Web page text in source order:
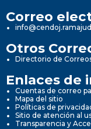
Correo
Otros
Directorio de
Enlaces de
Cuentas de correo
Mapa del sitio
Políticas de
Sitio de atención al
Transparencia y